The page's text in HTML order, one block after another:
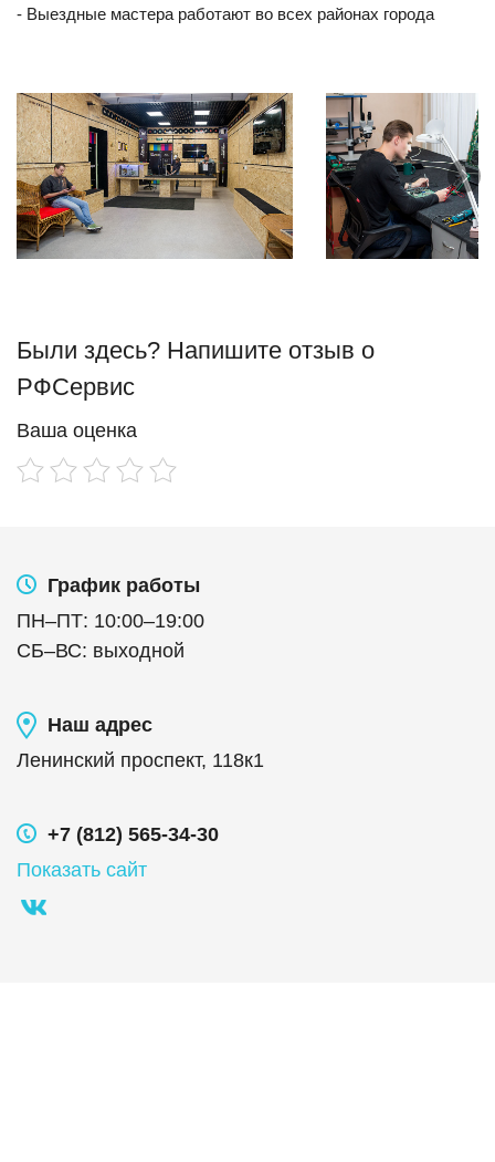
- Выездные мастера работают во всех районах города
Были здесь? Напишите отзыв о
РФСервис
Ваша оценка
График работы
ПН–ПТ: 10:00–19:00
СБ–ВС: выходной
Наш адрес
Ленинский проспект, 118к1
+7 (812) 565-34-30
Показать сайт